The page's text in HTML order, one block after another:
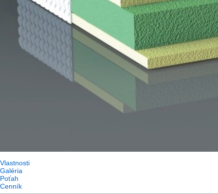
Vlastnosti
Galéria
Poťah
Cenník